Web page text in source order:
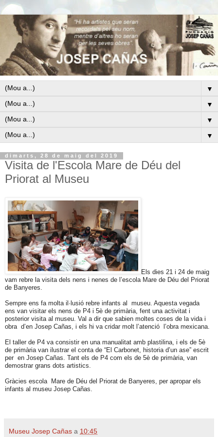
▼
▼
▼
▼
dimarts, 28 de maig del 2019
Visita de l'Escola Mare de Déu del
Priorat al Museu
Els dies 21 i 24 de maig
vam rebre la visita dels nens i nenes de l’escola Mare de Déu del Priorat
de Banyeres.
Sempre ens fa molta il·lusió rebre infants al museu. Aquesta vegada
ens van visitar els nens de P4 i 5è de primària, fent una activitat i
posterior visita al museu. Val a dir que sabien moltes coses de la vida i
obra d’en Josep Cañas, i els hi va cridar molt l’atenció l’obra mexicana.
El taller de P4 va consistir en una manualitat amb plastilina, i els de 5è
de primària van ilustrar el conta de “El Carbonet, historia d’un ase” escrit
per en Josep Cañas. Tant els de P4 com els de 5è de primària, van
demostrar grans dots artistics.
Gràcies escola Mare de Déu del Priorat de Banyeres, per apropar els
infants al museu Josep Cañas.
Museu Josep Cañas a 10:45